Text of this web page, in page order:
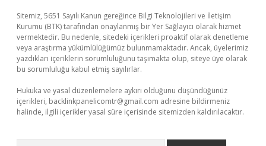
Sitemiz, 5651 Sayılı Kanun gereğince Bilgi Teknolojileri ve İletişim
Kurumu (BTK) tarafından onaylanmış bir Yer Sağlayıcı olarak hizmet
vermektedir. Bu nedenle, sitedeki içerikleri proaktif olarak denetleme
veya araştırma yükümlülüğümüz bulunmamaktadır. Ancak, üyelerimiz
yazdıkları içeriklerin sorumluluğunu taşımakta olup, siteye üye olarak
bu sorumluluğu kabul etmiş sayılırlar.
Hukuka ve yasal düzenlemelere aykırı olduğunu düşündüğünüz
içerikleri, backlinkpanelicomtr@gmail.com adresine bildirmeniz
halinde, ilgili içerikler yasal süre içerisinde sitemizden kaldırılacaktır.